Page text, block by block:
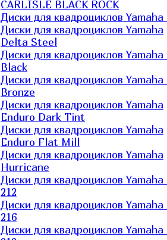
CARLISLE BLACK ROCK
Диски для квадроциклов Yamaha
Диски для квадроциклов Yamaha
Delta Steel
Диски для квадроциклов
Black
Диски для квадроциклов
Bronze
Диски для квадроциклов Yamaha
Enduro Dark Tint
Диски для квадроциклов Yamaha
Enduro Flat Mill
Диски для квадроциклов Yamaha
Hurricane
Диски для квадроциклов
212
Диски для квадроциклов
216
Диски для квадроциклов